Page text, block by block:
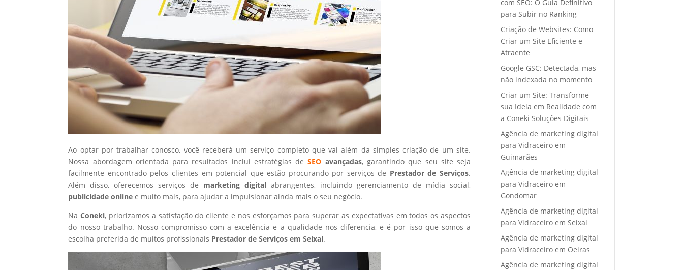
Ao optar por trabalhar conosco, você receberá um serviço completo que vai além da simples criação de um site.
Nossa abordagem orientada para resultados inclui estratégias deSEO avançadas, garantindo que seu site seja
facilmente encontrado pelos clientes em potencial que estão procurando por serviços de Prestador de Serviços.
Além disso, oferecemos serviços de marketing digitalabrangentes, incluindo gerenciamento de mídia social,
publicidade online e muito mais, para ajudar a impulsionar ainda mais o seu negócio.
NaConeki, priorizamos a satisfação do cliente e nos esforçamos para superar as expectativas em todos os aspectos
do nosso trabalho. Nosso compromisso com a excelência e a qualidade nos diferencia, e é por isso que somos a
escolha preferida de muitos profissionais Prestador de Serviços em Seixal.
com SEO: O Guia Definitivo
para Subir no Ranking
Criação de Websites: Como
Criar um Site Eficiente e
Atraente
Google GSC: Detectada, mas
não indexada no momento
Criar um Site: Transforme
sua Ideia em Realidade com
a Coneki Soluções Digitais
Agência de marketing digital
para Vidraceiro em
Guimarães
Agência de marketing digital
para Vidraceiro em
Gondomar
Agência de marketing digital
para Vidraceiro em Seixal
Agência de marketing digital
para Vidraceiro em Oeiras
Agência de marketing digital